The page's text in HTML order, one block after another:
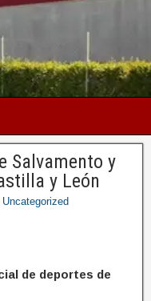
Salvamento y
y León
Uncategorized
de deportes de